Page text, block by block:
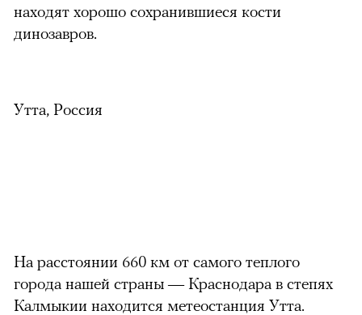
находят хорошо сохранившиеся кости
динозавров.
Утта, Россия
На расстоянии 660 км от самого теплого
города нашей страны — Краснодара в степях
Калмыкии находится метеостанция Утта.